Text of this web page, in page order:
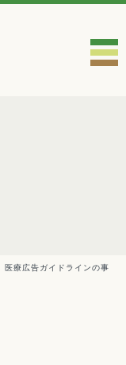
療広告ガイドラインの事